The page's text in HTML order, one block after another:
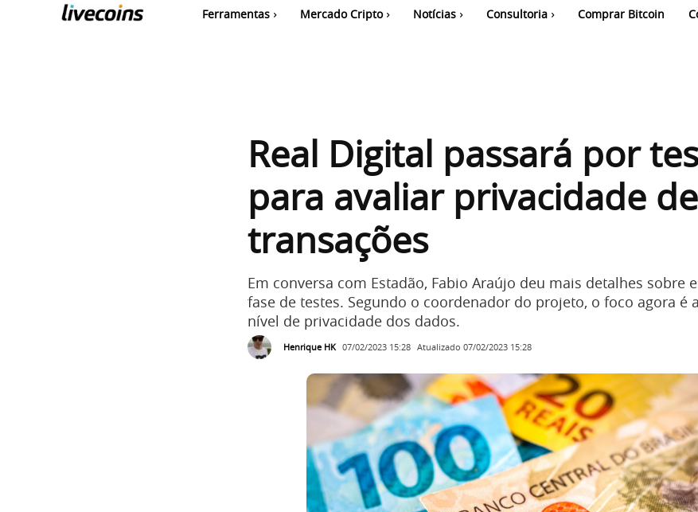
Ferramentas Mercado Cripto Notícias Consultoria Comprar Bitcoin
Real Digital passará por
para avaliar privacidade de
transações
Em conversa com Estadão, Fabio Araújo deu mais detalhes sobre
fase de testes. Segundo o coordenador do projeto, o foco agora é
nível de privacidade dos dados.
Henrique HK 07/02/2023 15:28 Atualizado 07/02/2023 15:28